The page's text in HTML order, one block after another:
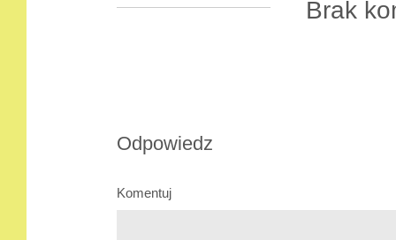
Brak
Odpowiedz
Komentuj